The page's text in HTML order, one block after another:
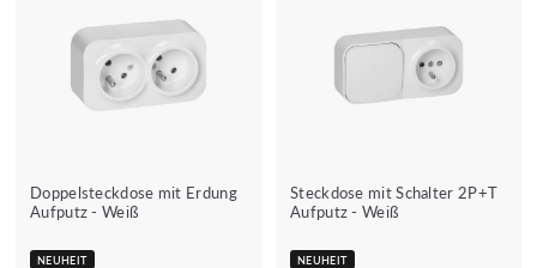
Doppelsteckdose mit Erdung
Aufputz - Weiß
NEUHEIT
Steckdose mit Schalter 2P+T
Aufputz - Weiß
NEUHEIT